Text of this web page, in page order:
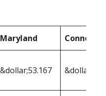
Maryland
&dollar;53.167